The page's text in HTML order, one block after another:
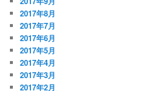
2017年8月
2017年7月
2017年6月
2017年5月
2017年4月
2017年3月
2017年2月